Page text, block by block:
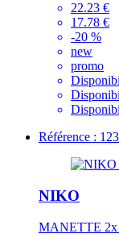
22.23 €
17.78 €
-20 %
new
promo
Référence :
NIKO
MANETTE 2x